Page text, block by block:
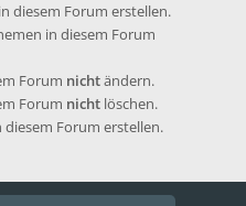
diesem Forum erstellen.
in diesem Forum
Forum nichtändern.
Forum nicht löschen.
diesem Forum erstellen.